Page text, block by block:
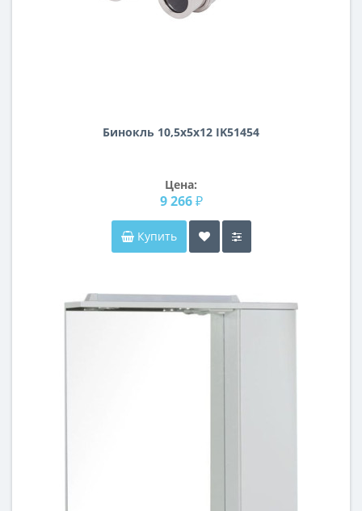
Бинокль 10,5х5х12 IK51454
Цена:
9 266 ₽
Купить